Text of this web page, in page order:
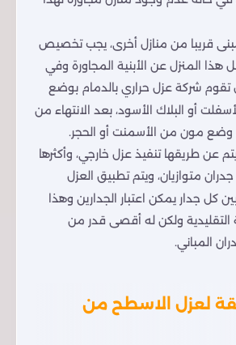
قريبا من منازل أخرى، يجب تخصيص
المنزل عن الأبنية المجاورة وفي
تقوم شركة عزل حراري بالدمام بوضع
أو البلاك الأسود، بعد الانتهاء من
وضع مون من الأسمنت أو الحجر.
عن طريقها تنفيذ عزل خارجي، وأكثرها
متوازيان، ويتم تطبيق العزل
كل جدار يمكن اعتبار الجدارين وهذا
التقليدية ولكن له أقصى قدر من
المباني.
لعزل الاسطح من